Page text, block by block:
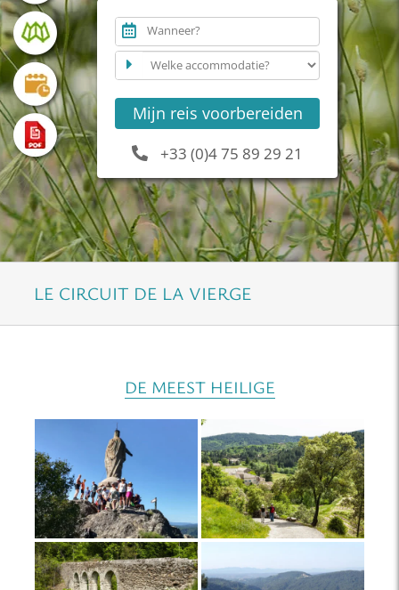
Wanneer?
Mijn reis voorbereiden
+33 (0)4 75 89 29 21
LE CIRCUIT DE LA VIERGE
DE MEEST HEILIGE